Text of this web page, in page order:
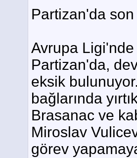
Partizan'da
Avrupa
Partizan'da,
eksik
bağlarında
Brasanac ve
Miroslav
görev